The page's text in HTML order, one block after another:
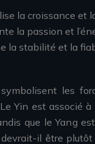
la croissance et
la passion et
la stabilité et la
les
Yin est associé
que le Yang
il être plutôt